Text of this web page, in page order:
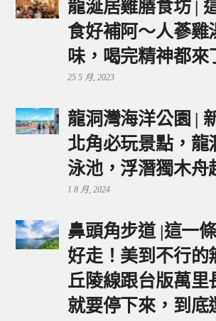
龍涎居雞膳食坊 |
食好補阿～人蔘雞
味，喝完精神都來
25 5 月, 2023
龍洞灣海洋公園 |
北角必玩景點，龍
泳池，浮潛獨木舟
1 8 月, 2024
鼻頭角步道 |這一
好走！美到不行的
丘陵線跟台版萬里
就要停下來，到底